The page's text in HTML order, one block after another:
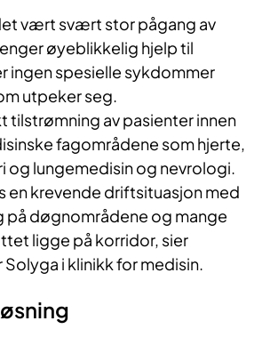
vært svært stor pågang av
øyeblikkelig hjelp til
ingen spesielle sykdommer
utpeker seg.
tilstrømning av pasienter innen
fagområdene som hjerte,
og lungemedisin og nevrologi.
en krevende driftsituasjon med
døgnområdene og mange
ligge på korridor, sier
i klinikk for medisin.